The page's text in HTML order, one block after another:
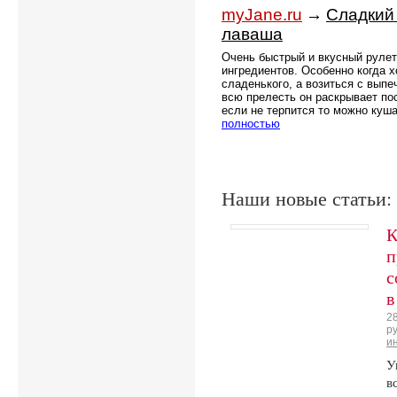
myJane.ru → Сладкий
лаваша
Очень быстрый и вкусный
ингредиентов. Особенно когда
сладенького, а возиться с
всю прелесть он раскрывает
если не терпится то можно
полностью
Наши новые статьи: